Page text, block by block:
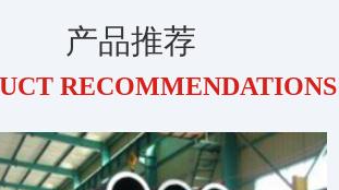
产品推荐
RECOMMENDATIONS